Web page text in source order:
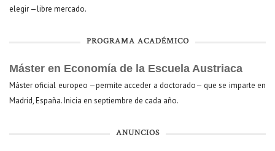
elegir —libre mercado.
PROGRAMA ACADÉMICO
Máster en Economía de la Escuela Austriaca
Máster oficial europeo —permite acceder a doctorado— que se imparte en
Madrid, España. Inicia en septiembre de cada año.
ANUNCIOS